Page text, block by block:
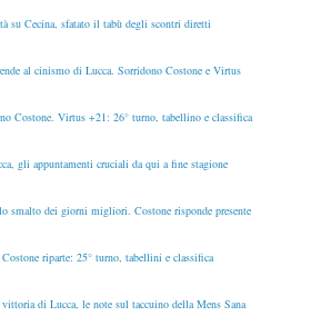
su Cecina, sfatato il tabù degli scontri diretti
al cinismo di Lucca. Sorridono Costone e Virtus
Costone. Virtus +21: 26° turno, tabellino e classifica
gli appuntamenti cruciali da qui a fine stagione
smalto dei giorni migliori. Costone risponde presente
riparte: 25° turno, tabellini e classifica
di Lucca, le note sul taccuino della Mens Sana